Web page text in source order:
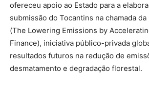
ofereceu apoio ao Estado para a
submissão do Tocantins na chamada da
(The Lowering Emissions by
Finance), iniciativa público-privada
resultados futuros na redução de
desmatamento e degradação florestal.